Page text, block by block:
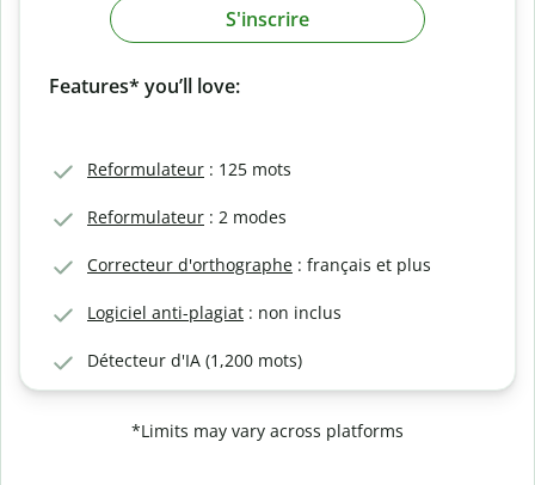
S'inscrire
Features* you’ll love:
Reformulateur : 125 mots
Reformulateur : 2 modes
Correcteur d'orthographe : français et plus
Logiciel anti-plagiat : non inclus
Détecteur d'IA (1,200 mots)
*Limits may vary across platforms